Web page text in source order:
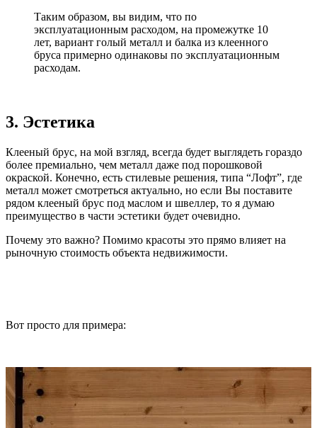
Таким образом, вы видим, что по
эксплуатационным расходом, на промежутке 10
лет, вариант голый металл и балка из клеенного
бруса примерно одинаковы по эксплуатационным
расходам.
3. Эстетика
Клееный брус, на мой взгляд, всегда будет выглядеть гораздо
более премиально, чем металл даже под порошковой
окраской. Конечно, есть стилевые решения, типа “Лофт”, где
металл может смотреться актуально, но если Вы поставите
рядом клееный брус под маслом и швеллер, то я думаю
преимущество в части эстетики будет очевидно.
Почему это важно? Помимо красоты это прямо влияет на
рыночную стоимость объекта недвижимости.
Вот просто для примера: